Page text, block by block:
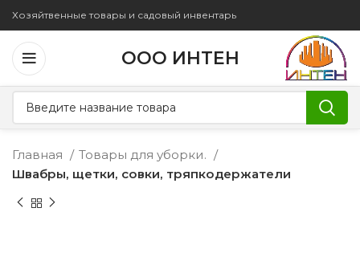
Хозяйтвенные товары и садовый инвентарь
ООО ИНТЕН
Главная
Товары для уборки.
Швабры, щетки, совки, тряпкодержатели